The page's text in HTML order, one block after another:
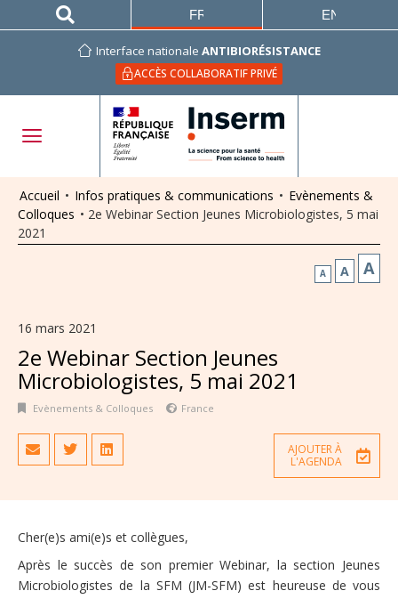
Interface nationale ANTIBIORÉSISTANCE
ACCÈS COLLABORATIF PRIVÉ
FRANÇAIS ENGLISH
Accueil • Infos pratiques & communications • Evènements &
Colloques • 2e Webinar Section Jeunes Microbiologistes, 5 mai
2021
A A A
16 mars 2021
2e Webinar Section Jeunes
Microbiologistes, 5 mai 2021
Evènements & Colloques France
AJOUTER À
L'AGENDA
Cher(e)s ami(e)s et collègues,
Après le succès de son premier Webinar, la section Jeunes
Microbiologistes de la SFM (JM-SFM) est heureuse de vous